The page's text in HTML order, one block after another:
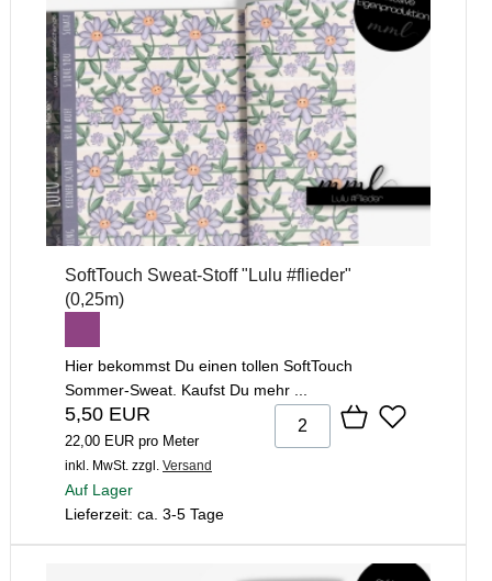
SoftTouch Sweat-Stoff "Lulu #flieder"
(0,25m)
Hier bekommst Du einen tollen SoftTouch
Sommer-Sweat. Kaufst Du mehr ...
5,50 EUR
22,00 EUR pro Meter
inkl. MwSt. zzgl. Versand
Auf Lager
Lieferzeit: ca. 3-5 Tage